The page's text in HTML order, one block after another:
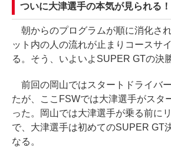
ついに大津選手の本気が見られる
朝からのプログラムが順に消化さ
ット内の人の流れが止まりコースサ
る。そう、いよいよSUPER GTの決
前回の岡山ではスタートドライバ
たが、ここFSWでは大津選手がスタ
った。岡山では大津選手が乗る前に
で、大津選手は初めてのSUPER GT
なる。